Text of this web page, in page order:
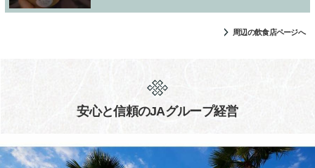
周辺の飲食店ページへ
安心と信頼のJAグループ経営